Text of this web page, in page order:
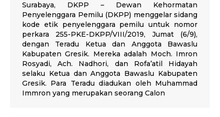
Surabaya, DKPP – Dewan Kehormatan
Penyelenggara Pemilu (DKPP) menggelar sidang
kode etik penyelenggara pemilu untuk nomor
perkara 255-PKE-DKPP/VIII/2019, Jumat (6/9),
dengan Teradu Ketua dan Anggota Bawaslu
Kabupaten Gresik. Mereka adalah Moch. Imron
Rosyadi, Ach. Nadhori, dan Rofa’atil Hidayah
selaku Ketua dan Anggota Bawaslu Kabupaten
Gresik. Para Teradu diadukan oleh Muhammad
Immron yang merupakan seorang Calon